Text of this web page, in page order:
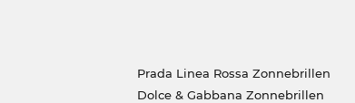
Prada Linea Rossa Zonnebrillen
Dolce & Gabbana Zonnebrillen